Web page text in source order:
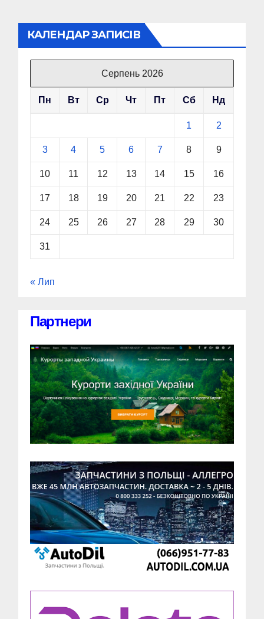
КАЛЕНДАР ЗАПИСІВ
Серпень 2026
Пн Вт Ср Чт Пт Сб Нд
1 2
3 4 5 6 7 8 9
10 11 12 13 14 15 16
17 18 19 20 21 22 23
24 25 26 27 28 29 30
31
« Лип
Партнери